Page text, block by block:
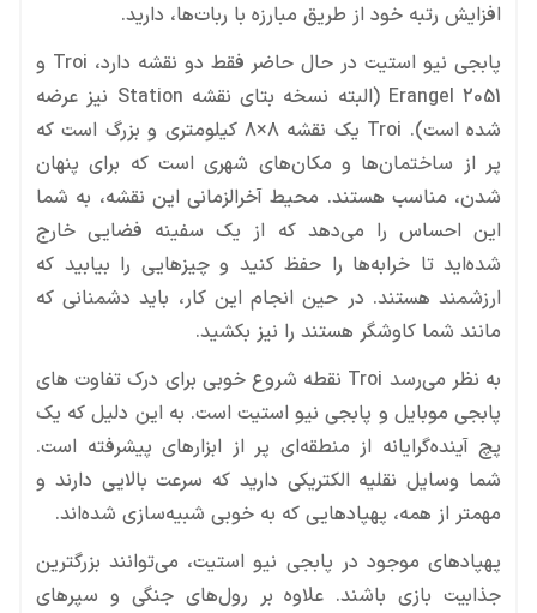
افزایش رتبه خود از طریق مبارزه با ربات‌ها، دارید.
پابجی نیو استیت در حال حاضر فقط دو نقشه دارد، Troi و
Erangel 2051 (البته نسخه بتای نقشه Station نیز عرضه
شده است). Troi یک نقشه ۸×۸ کیلومتری و بزرگ است که
پر از ساختمان‌ها و مکان‌های شهری است که برای پنهان
شدن، مناسب هستند. محیط آخرالزمانی این نقشه، به شما
این احساس را می‌دهد که از یک سفینه فضایی خارج
شده‌اید تا خرابه‌ها را حفظ کنید و چیزهایی را بیابید که
ارزشمند هستند. در حین انجام این کار، باید دشمنانی که
مانند شما کاوشگر هستند را نیز بکشید.
به نظر می‌رسد Troi نقطه شروع خوبی برای درک تفاوت های
پابجی موبایل و پابجی نیو استیت است. به این دلیل که یک
پچ آینده‌گرایانه از منطقه‌ای پر از ابزارهای پیشرفته است.
شما وسایل نقلیه الکتریکی دارید که سرعت بالایی دارند و
مهمتر از همه، پهپادهایی که به خوبی شبیه‌سازی شده‌اند.
پهپادهای موجود در پابجی نیو استیت، می‌توانند بزرگترین
جذابیت بازی باشند. علاوه بر رول‌های جنگی و سپرهای